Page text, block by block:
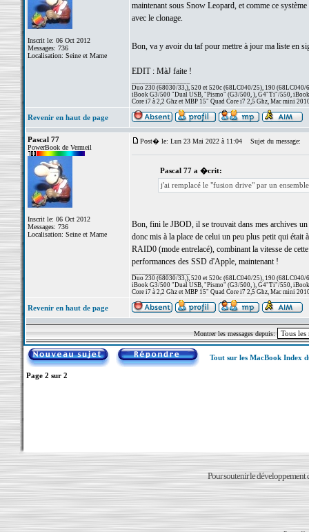
Inscrit le: 06 Oct 2012
Messages: 736
Localisation: Seine et Marne
maintenant sous Snow Leopard, et comme ce
avec le clonage.
Bon, va y avoir du taf pour mettre à jour ma liste en
EDIT : MàJ faite !
Duo 230 (68030/33,), 520 et 520c (68LC040/25), 190 (68LC040/
iBook G3/500 "Dual USB, "Pismo" (G3/500, ), G4"Ti"/550,
Core i7 à 2,2 Ghz et MBP 15" Quad Core i7 2,5 Ghz, Mac mini
Revenir en haut de page
Pascal 77
PowerBook de Vermeil
Inscrit le: 06 Oct 2012
Messages: 736
Localisation: Seine et Marne
Post� le: Lun 23 Mai 2022 à 11:04 Sujet du message:
Pascal 77 a �crit:
j'ai remplacé le "fusion drive" par un
Bon, fini le JBOD, il se trouvait dans mes archives
donc mis à la place de celui un peu plus petit qui
RAID0 (mode entrelacé), combinant la vitesse de
performances des SSD d'Apple, maintenant !
Duo 230 (68030/33,), 520 et 520c (68LC040/25), 190 (68LC040/
iBook G3/500 "Dual USB, "Pismo" (G3/500, ), G4"Ti"/550,
Core i7 à 2,2 Ghz et MBP 15" Quad Core i7 2,5 Ghz, Mac mini
Revenir en haut de page
Montrer les messages depuis:
Tout sur les MacBook Index
Page 2 sur 2
Pour soutenir le développement